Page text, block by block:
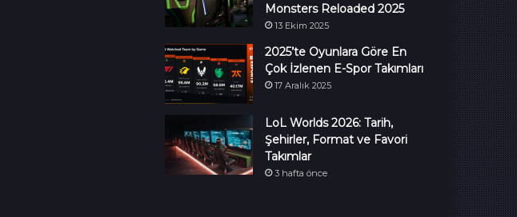
Monsters Reloaded 2025
13 Ekim 2025
2025’te Oyunlara Göre En
Çok İzlenen E-Spor Takımları
17 Aralık 2025
LoL Worlds 2026: Tarih,
Şehirler, Format ve Favori
Takımlar
3 hafta önce